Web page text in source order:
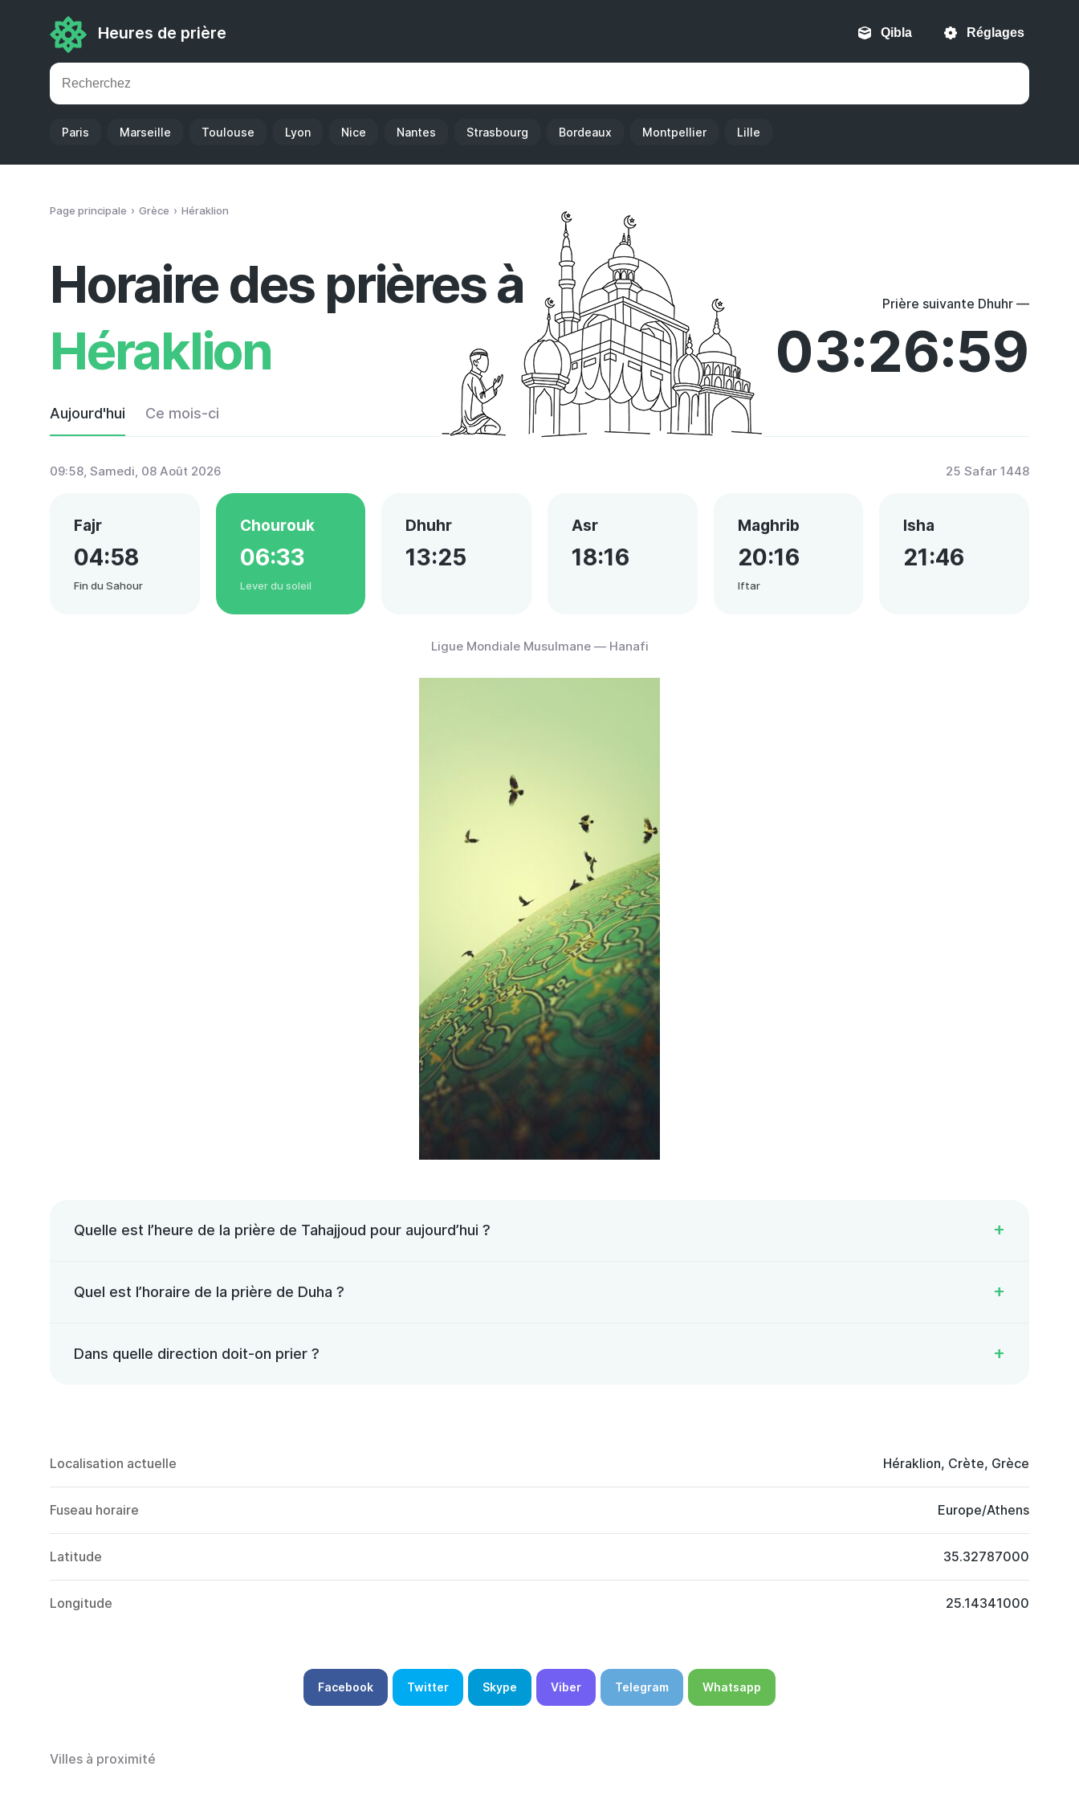
Heures de prière Qibla Réglages
Paris Marseille Toulouse Lyon Nice Nantes Strasbourg Bordeaux Montpellier Lille
Page principale Grèce Héraklion
Horaire des prières à
Héraklion
Prière suivante Dhuhr —
03:26:59
Aujourd'hui Ce mois-ci
09:58, Samedi, 08 Août 2026 25 Safar 1448
Fajr
04:58
Fin du Sahour
Chourouk
06:33
Lever du soleil
Dhuhr
13:25
Asr
18:16
Maghrib
20:16
Iftar
Isha
21:46
Ligue Mondiale Musulmane — Hanafi
Quelle est l’heure de la prière de Tahajjoud pour aujourd’hui ?
Quel est l’horaire de la prière de Duha ?
Dans quelle direction doit-on prier ?
Localisation actuelle Héraklion, Crète, Grèce
Fuseau horaire Europe/Athens
Latitude 35.32787000
Longitude 25.14341000
Facebook Twitter Skype Viber Telegram Whatsapp
Villes à proximité